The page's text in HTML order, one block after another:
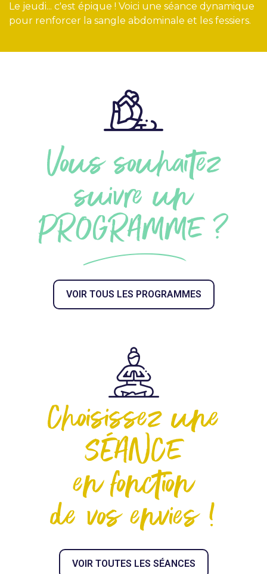
Le jeudi... c'est épique ! Voici une séance dynamique
pour renforcer la sangle abdominale et les fessiers.
Vous souhaitez
suivre un
PROGRAMME ?
VOIR TOUS LES PROGRAMMES
Choisissez une
SÉANCE
en fonction
de vos envies !
VOIR TOUTES LES SÉANCES